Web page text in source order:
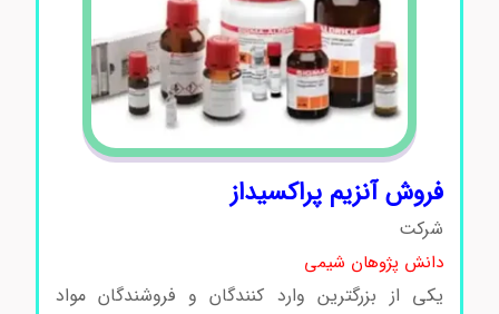
فروش آنزیم پراکسیداز
شرکت
دانش پژوهان شیمی
یکی از بزرگترین وارد کنندگان و فروشندگان مواد